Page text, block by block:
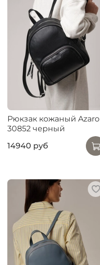
Рюкзак кожаный Azaro
30852 черный
14940 руб